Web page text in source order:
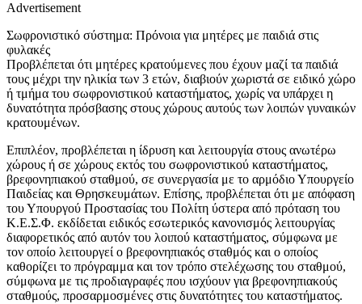
Advertisement
Σωφρονιστικό σύστημα: Πρόνοια για μητέρες με παιδιά στις
φυλακές
Προβλέπεται ότι μητέρες κρατούμενες που έχουν μαζί τα παιδιά
τους μέχρι την ηλικία των 3 ετών, διαβιούν χωριστά σε ειδικό χώρο
ή τμήμα του σωφρονιστικού καταστήματος, χωρίς να υπάρχει η
δυνατότητα πρόσβασης στους χώρους αυτούς των λοιπών γυναικών
κρατουμένων.
Επιπλέον, προβλέπεται η ίδρυση και λειτουργία στους ανωτέρω
χώρους ή σε χώρους εκτός του σωφρονιστικού καταστήματος,
βρεφονηπιακού σταθμού, σε συνεργασία με το αρμόδιο Υπουργείο
Παιδείας και Θρησκευμάτων. Επίσης, προβλέπεται ότι με απόφαση
του Υπουργού Προστασίας του Πολίτη ύστερα από πρόταση του
Κ.Ε.Σ.Φ. εκδίδεται ειδικός εσωτερικός κανονισμός λειτουργίας
διαφορετικός από αυτόν του λοιπού καταστήματος, σύμφωνα με
τον οποίο λειτουργεί ο βρεφονηπιακός σταθμός και ο οποίος
καθορίζει το πρόγραμμα και τον τρόπο στελέχωσης του σταθμού,
σύμφωνα με τις προδιαγραφές που ισχύουν για βρεφονηπιακούς
σταθμούς, προσαρμοσμένες στις δυνατότητες του καταστήματος.